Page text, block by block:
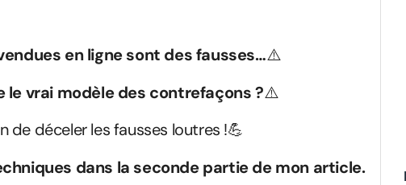
en ligne sont des fausses…⚠️
vrai modèle des contrefaçons ?⚠️
de déceler les fausses loutres !💪
dans la seconde partie de mon article.